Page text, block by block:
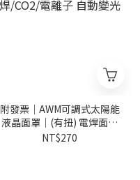
附發票｜AWM可調式太陽能
液晶面罩｜(有扭) 電焊面罩
焊接面罩 護目鏡 氬焊/CO2/
NT$270